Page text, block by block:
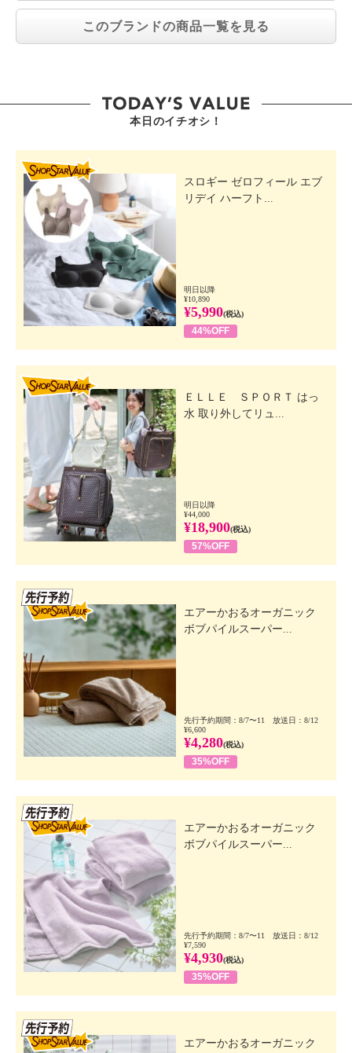
このブランドの商品一覧を見る
本日のイチオシ！
スロギー ゼロフィール エブ
リデイ ハーフト...
明日以降
¥10,890
¥5,990(税込)
44%OFF
ＥＬＬＥ ＳＰＯＲＴ はっ
水 取り外してリュ...
明日以降
¥44,000
¥18,900(税込)
57%OFF
エアーかおるオーガニック
ボブパイルスーパー...
先行予約期間：8/7〜11 放送日：8/12
¥6,600
¥4,280(税込)
35%OFF
エアーかおるオーガニック
ボブパイルスーパー...
先行予約期間：8/7〜11 放送日：8/12
¥7,590
¥4,930(税込)
35%OFF
エアーかおるオーガニック